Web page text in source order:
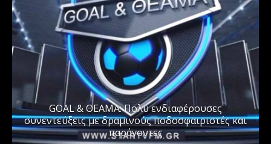
GOAL & ΘΕΑΜΑ: Πολύ ενδιαφέρουσες
συνεντεύξεις με δραμινούς ποδοσφαιριστές και
παράγοντες